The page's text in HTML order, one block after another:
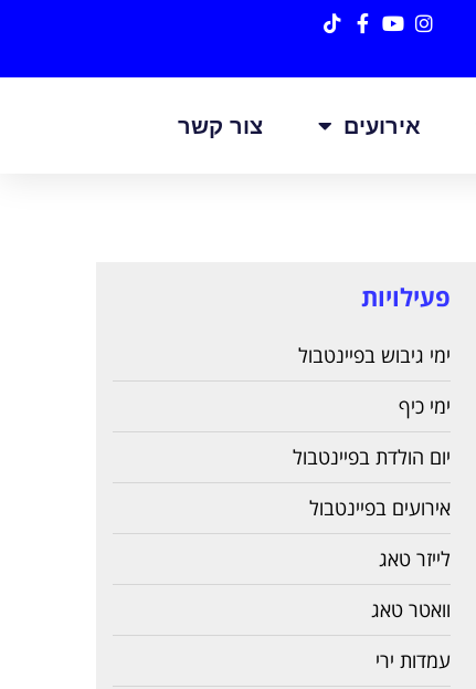
אירועים צור קשר
פעילויות
ימי גיבוש בפיינטבול
ימי כיף
יום הולדת בפיינטבול
אירועים בפיינטבול
לייזר טאג
וואטר טאג
עמדות ירי